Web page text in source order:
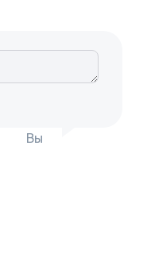
Вы